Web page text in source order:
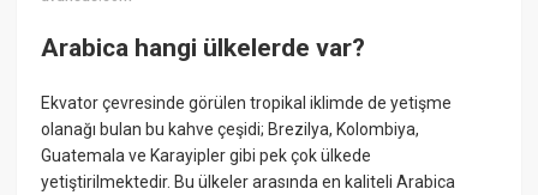
Arabica hangi ülkelerde var?
Ekvator çevresinde görülen tropikal iklimde de yetişme
olanağı bulan bu kahve çeşidi; Brezilya, Kolombiya,
Guatemala ve Karayipler gibi pek çok ülkede
yetiştirilmektedir. Bu ülkeler arasında en kaliteli Arabica